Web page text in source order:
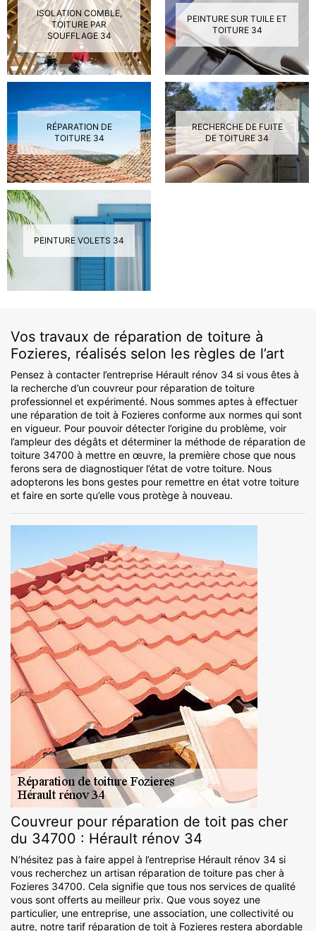
ISOLATION COMBLE,
TOITURE PAR
SOUFFLAGE 34
PEINTURE SUR TUILE ET
TOITURE 34
RÉPARATION DE
TOITURE 34
RECHERCHE DE FUITE
DE TOITURE 34
PEINTURE VOLETS 34
Vos travaux de réparation de toiture à
Fozieres, réalisés selon les règles de l’art
Pensez à contacter l’entreprise Hérault rénov 34 si vous êtes à
la recherche d’un couvreur pour réparation de toiture
professionnel et expérimenté. Nous sommes aptes à effectuer
une réparation de toit à Fozieres conforme aux normes qui sont
en vigueur. Pour pouvoir détecter l’origine du problème, voir
l’ampleur des dégâts et déterminer la méthode de réparation de
toiture 34700 à mettre en œuvre, la première chose que nous
ferons sera de diagnostiquer l’état de votre toiture. Nous
adopterons les bons gestes pour remettre en état votre toiture
et faire en sorte qu’elle vous protège à nouveau.
Couvreur pour réparation de toit pas cher
du 34700 : Hérault rénov 34
N’hésitez pas à faire appel à l’entreprise Hérault rénov 34 si
vous recherchez un artisan réparation de toiture pas cher à
Fozieres 34700. Cela signifie que tous nos services de qualité
vous sont offerts au meilleur prix. Que vous soyez une
particulier, une entreprise, une association, une collectivité ou
autre, notre tarif réparation de toit à Fozieres restera abordable